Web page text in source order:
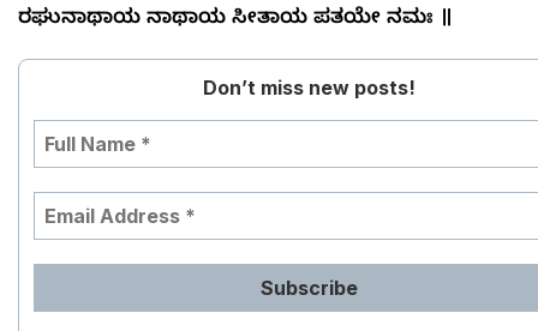
ರಘುನಾಥಾಯ ನಾಥಾಯ ಸೀತಾಯ ಪತಯೇ ನಮಃ ॥
Don’t miss new posts!